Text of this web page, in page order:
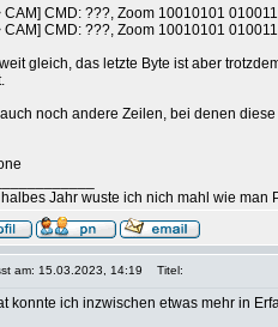
CAM] CMD: ???, Zoom 10010101
CAM] CMD: ???, Zoom 10010101
gleich, das letzte Byte ist aber
noch andere Zeilen, bei denen
halbes Jahr wuste ich nich mahl wie man
am: 15.03.2023, 14:19 Titel:
konnte ich inzwischen etwas mehr in